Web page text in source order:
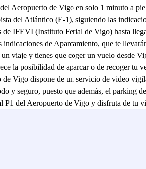
Aeropuerto de Vigo en solo 1 minuto a
del Atlántico (E-1), siguiendo las
IFEVI (Instituto Ferial de Vigo) hasta
de Aparcamiento, que te
viaje y tienes que coger un vuelo desde
la posibilidad de aparcar o de recoger tu
Vigo dispone de un servicio de video
y seguro, puesto que además, el parking
del Aeropuerto de Vigo y disfruta de tu